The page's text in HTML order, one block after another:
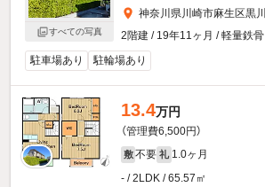
すべての写真
神奈川県川崎市麻生区黒川
2階建 / 19年11ヶ月 / 軽量鉄骨
駐車場あり
駐輪場あり
13.4万円
（管理費6,500円）
敷 不要 礼 1.0ヶ月
- / 2LDK / 65.57㎡